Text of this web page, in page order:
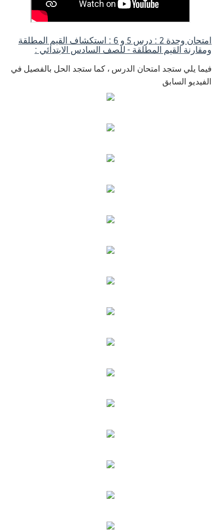
امتحان وحدة 2 : درس 5 و 6 : استكشاف القيم المطلقة
ومقارنة القيم المطلقة - للصف السادس الابتدائي :
فيما يلي ستجد امتحان الدرس ، كما ستجد الحل بالفصيل في
الفيديو السابق